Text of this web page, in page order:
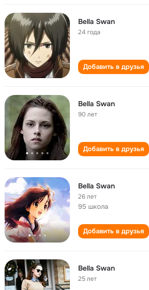
Bella Swan
24 года
Добавить в друзья
Bella Swan
90 лет
Добавить в друзья
Bella Swan
26 лет
95 школа
Добавить в друзья
Bella Swan
25 лет